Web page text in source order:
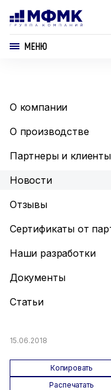
МЕНЮ
О компании
О производстве
Партнеры и клиенты
Новости
Отзывы
Сертификаты от
Наши разработки
Документы
Статьи
15.06.2018
Копировать
Распечатать